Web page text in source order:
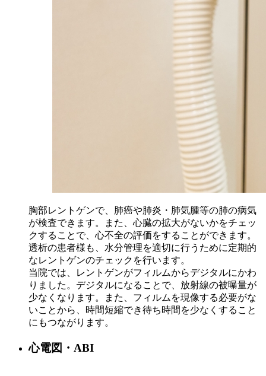
胸部レントゲンで、肺癌や肺炎・肺気腫等の肺の病気
が検査できます。また、心臓の拡大がないかをチェッ
クすることで、心不全の評価をすることができます。
透析の患者様も、水分管理を適切に行うために定期的
なレントゲンのチェックを行います。
当院では、レントゲンがフィルムからデジタルにかわ
りました。デジタルになることで、放射線の被曝量が
少なくなります。また、フィルムを現像する必要がな
いことから、時間短縮でき待ち時間を少なくすること
にもつながります。
心電図・ABI